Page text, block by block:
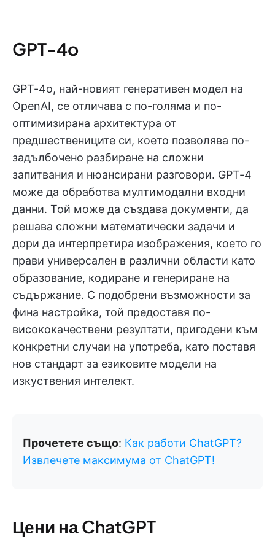
GPT-4o
GPT-4o, най-новият генеративен модел на
OpenAI, се отличава с по-голяма и по-
оптимизирана архитектура от
предшествениците си, което позволява по-
задълбочено разбиране на сложни
запитвания и нюансирани разговори. GPT-4
може да обработва мултимодални входни
данни. Той може да създава документи, да
решава сложни математически задачи и
дори да интерпретира изображения, което го
прави универсален в различни области като
образование, кодиране и генериране на
съдържание. С подобрени възможности за
фина настройка, той предоставя по-
висококачествени резултати, пригодени към
конкретни случаи на употреба, като поставя
нов стандарт за езиковите модели на
изкуствения интелект.
Прочетете също: Как работи ChatGPT?
Извлечете максимума от ChatGPT!
Цени на ChatGPT